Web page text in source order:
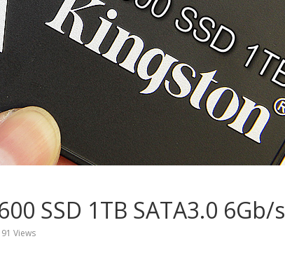
SSD 1TB SATA3.0 6Gb/s
Views